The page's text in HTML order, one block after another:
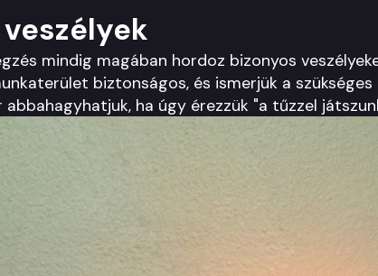
mindig magában hordoz bizonyos
biztonságos, és ismerjük a
ha úgy érezzük "a tűzzel